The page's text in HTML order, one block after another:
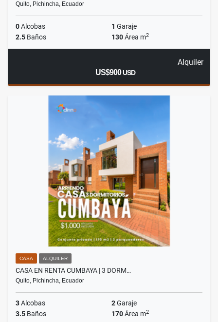
Quito, Pichincha, Ecuador
0Alcobas 1 Garaje
2.5 Baños 130Área m2
Alquiler
US$900USD
CASA ALQUILER
CASA EN RENTA CUMBAYA | 3 DORM…
Quito, Pichincha, Ecuador
3Alcobas 2Garaje
3.5 Baños 170Área m2